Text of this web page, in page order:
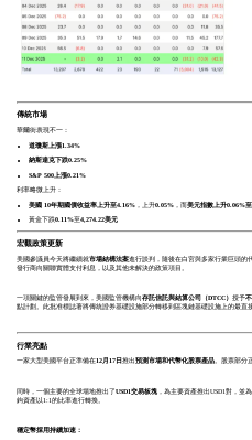
傳統市場
華爾街表現不一：
道瓊斯上漲1.34%
納斯達克下跌0.25%
S&P 500上漲0.21%
利率略微上升：
美國 10年期國債收益率上升至4.16%，上升0.05%，而美元指數上升0.06%至
黃金下跌0.11%至4,274.22美元
宏觀政策更新
美國參議員今天將繼續就市場結構法案進行談判，隨後在白宮與多家行業巨頭的
發行商向關聯實體支付利息，以及其他未解決的政策項目。
一項關鍵的監管發展到來，美國監管機構向存託信託與結算公司（DTCC） 授予
點計劃。此批准標誌著將傳統證券基礎設施部分轉移到區塊鏈基礎設施上的最直
行業亮點
一家大型美國平台正準備在12月17日推出預測市場和代幣化股票產品。股票部分
同時，一個主要的全球場地推出了USD1交易板塊，為主要資產推出USD1對，並
鉤資產以1:1的比率進行轉換。
穩定幣採用持續加速：